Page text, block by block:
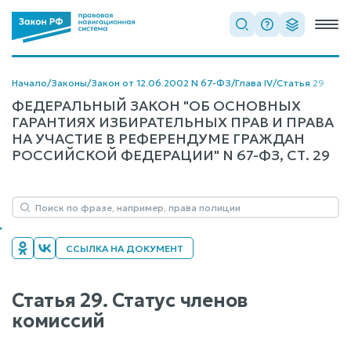
Начало/Законы/Закон от 12.06.2002 N 67-ФЗ/Глава IV/Статья 29
ФЕДЕРАЛЬНЫЙ ЗАКОН "ОБ ОСНОВНЫХ
ГАРАНТИЯХ ИЗБИРАТЕЛЬНЫХ ПРАВ И ПРАВА
НА УЧАСТИЕ В РЕФЕРЕНДУМЕ ГРАЖДАН
РОССИЙСКОЙ ФЕДЕРАЦИИ" N 67-ФЗ, СТ. 29
ССЫЛКА НА ДОКУМЕНТ
Статья 29. Статус членов
комиссий